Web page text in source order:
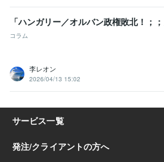
「ハンガリー／オルバン政権敗北！；；
コラム
李レオン
2026/04/13 15:02